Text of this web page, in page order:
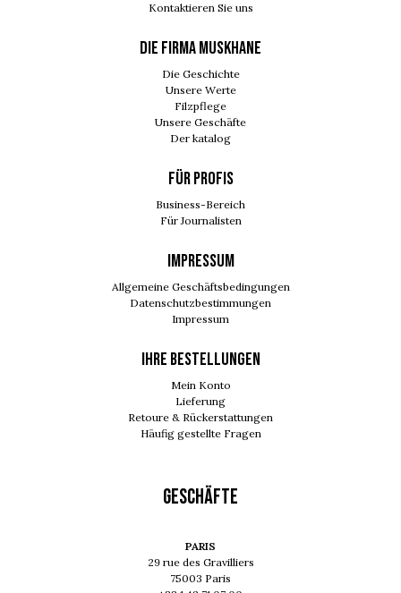
Kontaktieren Sie uns
DIE FIRMA MUSKHANE
Die Geschichte
Unsere Werte
Filzpflege
Unsere Geschäfte
Der katalog
FÜR PROFIS
Business-Bereich
Für Journalisten
IMPRESSUM
Allgemeine Geschäftsbedingungen
Datenschutzbestimmungen
Impressum
Ihre Bestellungen
Mein Konto
Lieferung
Retoure & Rückerstattungen
Häufig gestellte Fragen
GESCHÄFTE
PARIS
29 rue des Gravilliers
75003 Paris